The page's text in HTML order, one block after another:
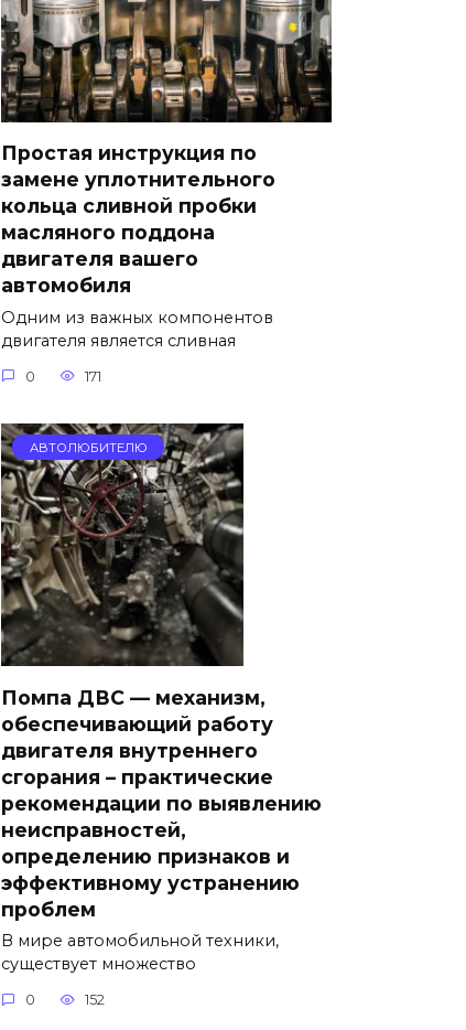
Простая инструкция по
замене уплотнительного
кольца сливной пробки
масляного поддона
двигателя вашего
автомобиля
Одним из важных компонентов
двигателя является сливная
0 171
АВТОЛЮБИТЕЛЮ
Помпа ДВС — механизм,
обеспечивающий работу
двигателя внутреннего
сгорания – практические
рекомендации по выявлению
неисправностей,
определению признаков и
эффективному устранению
проблем
В мире автомобильной техники,
существует множество
0 152